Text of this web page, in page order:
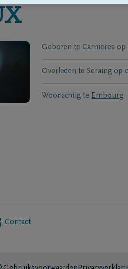
Geboren te Carnières op
Overleden te Seraing op
Woonachtig te Embourg
Contact